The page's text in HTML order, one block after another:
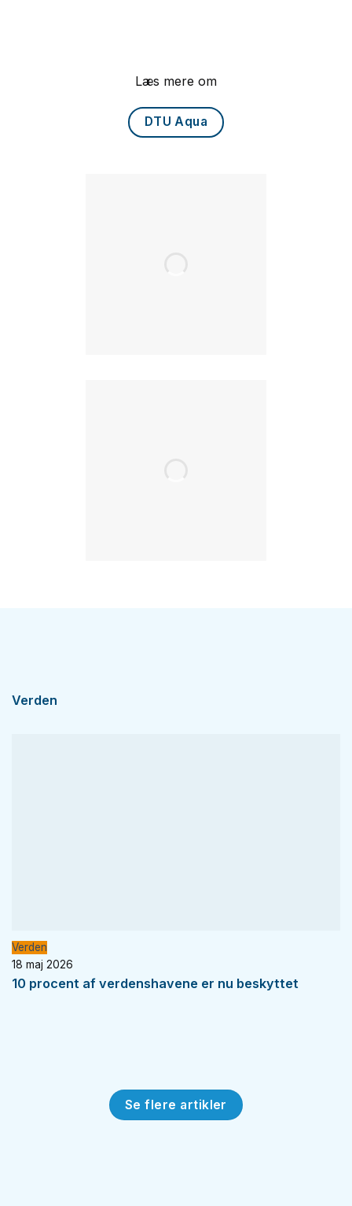
Læs mere om
DTU Aqua
Verden
Verden
18 maj 2026
10 procent af verdenshavene er nu beskyttet
Se flere artikler